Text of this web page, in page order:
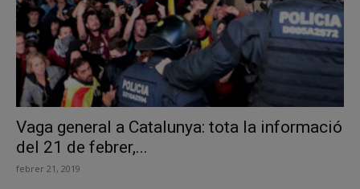
Vaga general a Catalunya: tota la informació
del 21 de febrer,...
febrer 21, 2019